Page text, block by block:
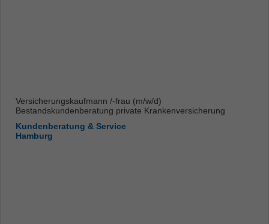
Versicherungskaufmann /-frau (m/w/d)
Bestandskundenberatung private Krankenversicherung
Kundenberatung & Service
Hamburg